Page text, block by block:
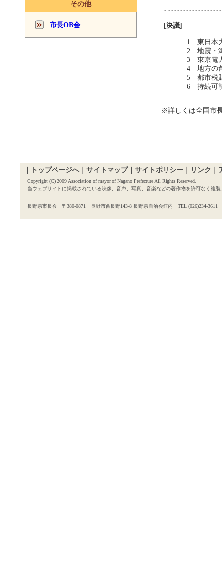
その他
市長OB会 [決議]
1 東日本
2 地震・
3 東京電
4 地方の
5 都市税
6 持続可
※詳しくは全国市
トップページへ サイトマップ｜ サイトポリシー リンク
Copyright (C) 2009 Association of mayor of Nagano Prefecture All Rights Reserved.
当ウェブサイトに掲載されている映像、音声、写真、音楽などの著作物を許可なく複
長野県市長会 〒380-0871 長野市西長野143-8 長野県自治会館内 TEL (026)234-3611